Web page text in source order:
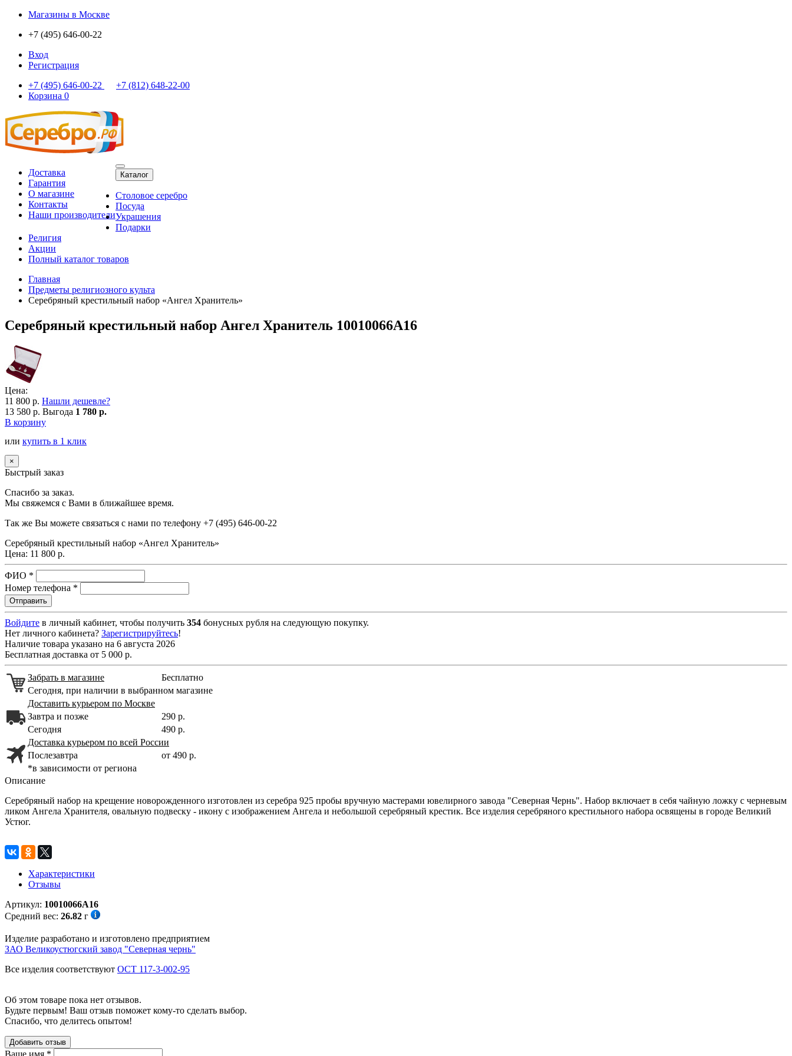
Магазины в Москве
+7 (495) 646-00-22
Вход
Регистрация
+7 (495) 646-00-22
+7 (812) 648-22-00
Корзина 0
Доставка
Гарантия
О магазине
Контакты
Наши производители
Каталог
Столовое серебро
Посуда
Украшения
Подарки
Религия
Акции
Полный каталог товаров
Главная
Предметы религиозного культа
Серебряный крестильный набор «Ангел Хранитель»
Серебряный крестильный набор Ангел Хранитель 10010066А16
Цена:
11 800 р. Нашли дешевле?
13 580 р. Выгода 1 780 р.
В корзину
или купить в 1 клик
×
Быстрый заказ
Спасибо за заказ.
Мы свяжемся с Вами в ближайшее время.
Так же Вы можете связаться с нами по телефону +7 (495) 646-00-22
Серебряный крестильный набор «Ангел Хранитель»
Цена: 11 800 р.
ФИО *
Номер телефона *
Войдите в личный кабинет, чтобы получить 354 бонусных рубля на следующую покупку.
Нет личного кабинета? Зарегистрируйтесь!
Наличие товара указано на 6 августа 2026
Бесплатная доставка от 5 000 р.
Забрать в магазине
Бесплатно
Сегодня, при наличии в выбранном магазине
Доставить курьером по Москве
Завтра и позже
290 р.
Сегодня
490 р.
Доставка курьером по всей России
Послезавтра
от 490 р.
*в зависимости от региона
Описание
Серебряный набор на крещение новорожденного изготовлен из серебра 925 пробы вручную мастерами ювелирного завода "Северная Чернь". Набор включает в себя чайную ложку с черневым
ликом Ангела Хранителя, овальную подвеску - икону с изображением Ангела и небольшой серебряный крестик. Все изделия серебряного крестильного набора освящены в городе Великий
Устюг.
Характеристики
Отзывы
Артикул: 10010066А16
Средний вес: 26.82 г
Изделие разработано и изготовлено предприятием
ЗАО Великоустюгский завод "Северная чернь"
Все изделия соответствуют ОСТ 117-3-002-95
Об этом товаре пока нет отзывов.
Будьте первым! Ваш отзыв поможет кому-то сделать выбор.
Спасибо, что делитесь опытом!
Добавить отзыв
Ваше имя *